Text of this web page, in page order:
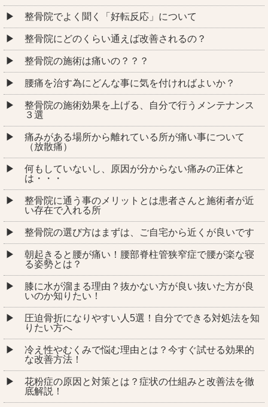
整骨院でよく聞く「好転反応」について
整骨院にどのくらい通えば改善されるの？
整骨院の施術は痛いの？？？
腰痛を治す為にどんな事に気を付ければよいか？
整骨院の施術効果を上げる、自分で行うメンテナンス
３選
痛みがある場所から離れている所が痛い事について
（放散痛）
何もしていないし、原因が分からない痛みの正体と
は・・・
整骨院に通う事のメリットとは患者さんと施術者が近
い存在で入れる所
整骨院の選び方はまずは、ご自宅から近くが良いです
朝起きると腰が痛い！腰部脊柱管狭窄症で腰が楽な寝
る姿勢とは？
膝に水が溜まる理由？抜かない方が良い抜いた方が良
いのか知りたい！
圧迫骨折になりやすい人5選！自分でできる対処法を知
りたい方へ
冷え性やむくみで悩む理由とは？今すぐ試せる効果的
な改善方法！
花粉症の原因と対策とは？症状の仕組みと改善法を徹
底解説！